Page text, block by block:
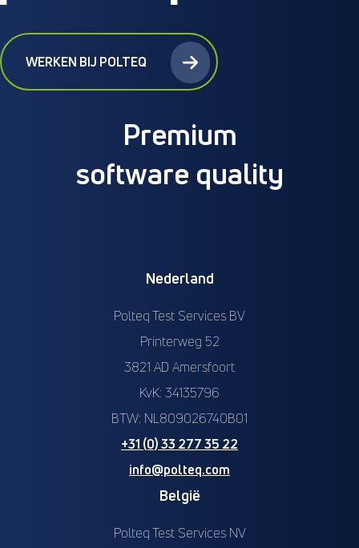
WERKEN BIJ POLTEQ
Premium
software quality
Nederland
Polteq Test Services BV
Printerweg 52
3821 AD Amersfoort
KvK: 34135796
BTW: NL809026740B01
+31 (0) 33 277 35 22
info@polteq.com
België
Polteq Test Services NV